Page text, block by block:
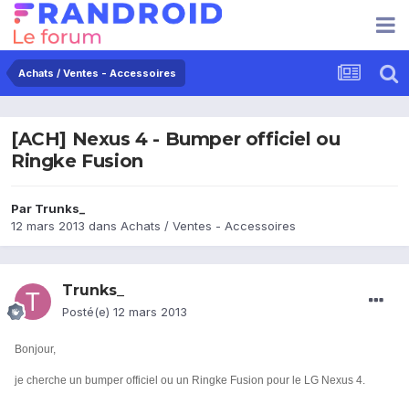
Achats / Ventes - Accessoires
[ACH] Nexus 4 - Bumper officiel ou
Ringke Fusion
Par Trunks_
12 mars 2013 dans Achats / Ventes - Accessoires
Trunks_
Posté(e) 12 mars 2013
Bonjour,
je cherche un bumper officiel ou un Ringke Fusion pour le LG Nexus 4.